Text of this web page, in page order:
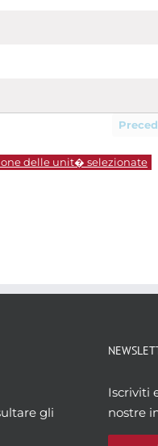
delle unit� selezionate
gli
Iscriviti
nostre